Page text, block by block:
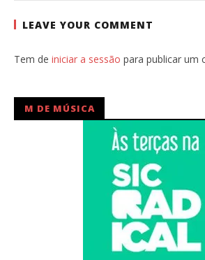
LEAVE YOUR COMMENT
Tem de iniciar a sessão para publicar um
M DE MÚSICA